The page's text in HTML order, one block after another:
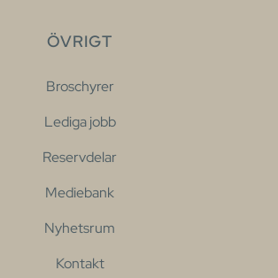
ÖVRIGT
Broschyrer
Lediga jobb
Reservdelar
Mediebank
Nyhetsrum
Kontakt